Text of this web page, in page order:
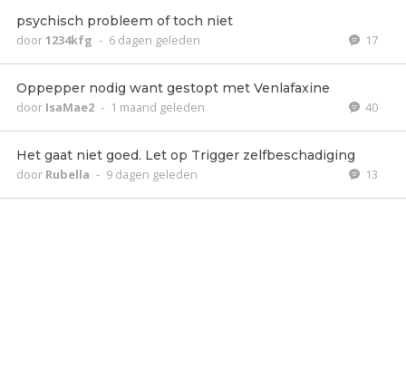
psychisch probleem of toch niet
door1234kfg - 6 dagen geleden 17
Oppepper nodig want gestopt met Venlafaxine
door IsaMae2 - 1 maand geleden 40
Het gaat niet goed. Let op Trigger zelfbeschadiging
door Rubella - 9 dagen geleden 13